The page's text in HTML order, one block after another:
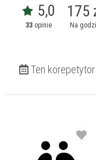
5,0
33 opinie
175
Na
Ten korepetytor